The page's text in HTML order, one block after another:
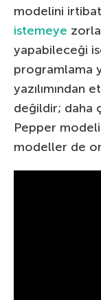
modelini
istemeye
yapabileceği
programlama
yazılımından
değildir; daha
Pepper
modeller de